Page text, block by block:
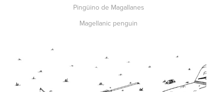
Pingüino de Magallanes
Magellanic penguin